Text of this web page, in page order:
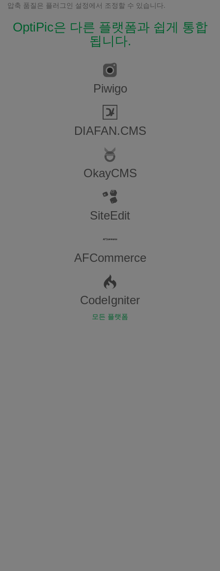
압축 품질은 플러그인 설정에서 조정할 수 있습니다.
OptiPic은 다른 플랫폼과 쉽게 통합
됩니다.
Piwigo
DIAFAN.CMS
OkayCMS
SiteEdit
AFCommerce
CodeIgniter
모든 플랫폼